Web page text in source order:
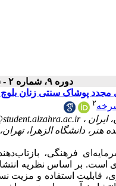
دوره ۹، شماره ۲ - ( دوفصلنامه ۱۴۰۴ )
مجدد پوشاک سنتی زنان
۲
فرهنگی،
بر اساس نظریه
قابلیت استفاده و